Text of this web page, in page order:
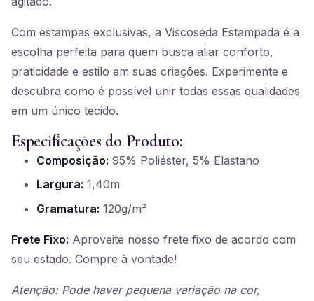
Com estampas exclusivas, a Viscoseda Estampada é a
escolha perfeita para quem busca aliar conforto,
praticidade e estilo em suas criações. Experimente e
descubra como é possível unir todas essas qualidades
em um único tecido.
Especificações do Produto:
Composição: 95% Poliéster, 5% Elastano
Largura: 1,40m
Gramatura: 120g/m²
Frete Fixo: Aproveite nosso frete fixo de acordo com
seu estado. Compre à vontade!
Atenção: Pode haver pequena variação na cor,